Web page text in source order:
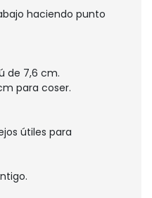
haciendo punto
de 7,6 cm.
para coser.
útiles para